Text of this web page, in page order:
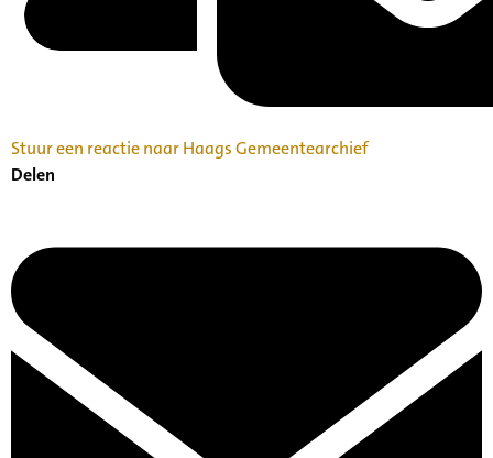
Stuur een reactie naar Haags Gemeentearchief
Delen